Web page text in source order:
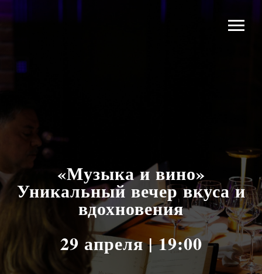
«Музыка и вино»
Уникальный вечер вкуса и
вдохновения
29 апреля | 19:00